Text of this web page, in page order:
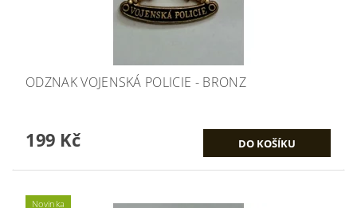
ODZNAK VOJENSKÁ POLICIE - BRONZ
199 Kč
Novinka